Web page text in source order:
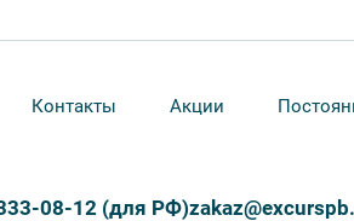
Контакты Акции
08-12 (для РФ)